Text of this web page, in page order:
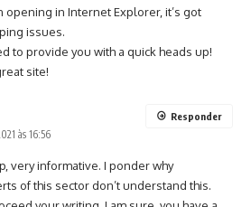
opening in Internet Explorer, it’s got
issues.
to provide you with a quick heads up!
site!
às 16:56
very informative. I ponder why
of this sector don’t understand this.
Responder